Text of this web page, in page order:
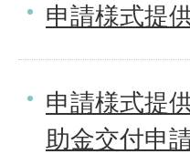
申請様式提
申請様式提
助金交付申